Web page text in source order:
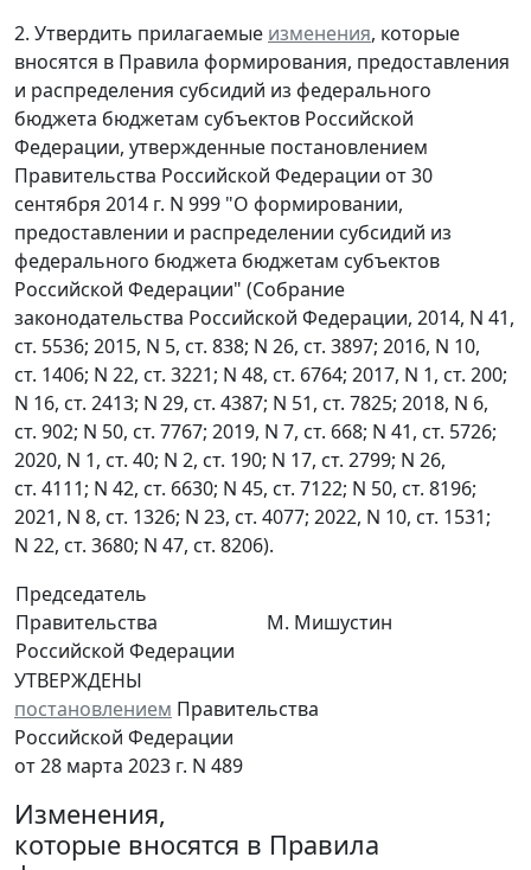
2. Утвердить прилагаемые изменения, которые
вносятся в Правила формирования, предоставления
и распределения субсидий из федерального
бюджета бюджетам субъектов Российской
Федерации, утвержденные постановлением
Правительства Российской Федерации от 30
сентября 2014 г. N 999 "О формировании,
предоставлении и распределении субсидий из
федерального бюджета бюджетам субъектов
Российской Федерации" (Собрание
законодательства Российской Федерации, 2014, N 41,
ст. 5536; 2015, N 5, ст. 838; N 26, ст. 3897; 2016, N 10,
ст. 1406; N 22, ст. 3221; N 48, ст. 6764; 2017, N 1, ст. 200;
N 16, ст. 2413; N 29, ст. 4387; N 51, ст. 7825; 2018, N 6,
ст. 902; N 50, ст. 7767; 2019, N 7, ст. 668; N 41, ст. 5726;
2020, N 1, ст. 40; N 2, ст. 190; N 17, ст. 2799; N 26,
ст. 4111; N 42, ст. 6630; N 45, ст. 7122; N 50, ст. 8196;
2021, N 8, ст. 1326; N 23, ст. 4077; 2022, N 10, ст. 1531;
N 22, ст. 3680; N 47, ст. 8206).
Председатель
Правительства
Российской Федерации
М. Мишустин
УТВЕРЖДЕНЫ
постановлением Правительства
Российской Федерации
от 28 марта 2023 г. N 489
Изменения,
которые вносятся в Правила